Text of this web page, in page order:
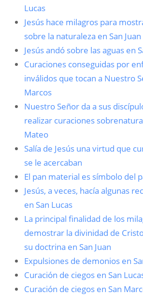
Lucas
Jesús hace milagros para
sobre la naturaleza en San Juan
Jesús andó sobre las aguas en
Curaciones conseguidas por
inválidos que tocan a Nuestro
Marcos
Nuestro Señor da a sus
realizar curaciones
Mateo
Salía de Jesús una virtud que
se le acercaban
El pan material es símbolo del
Jesús, a veces, hacía algunas
en San Lucas
La principal finalidad de los
demostrar la divinidad de
su doctrina en San Juan
Expulsiones de demonios en
Curación de ciegos en San
Curación de ciegos en San